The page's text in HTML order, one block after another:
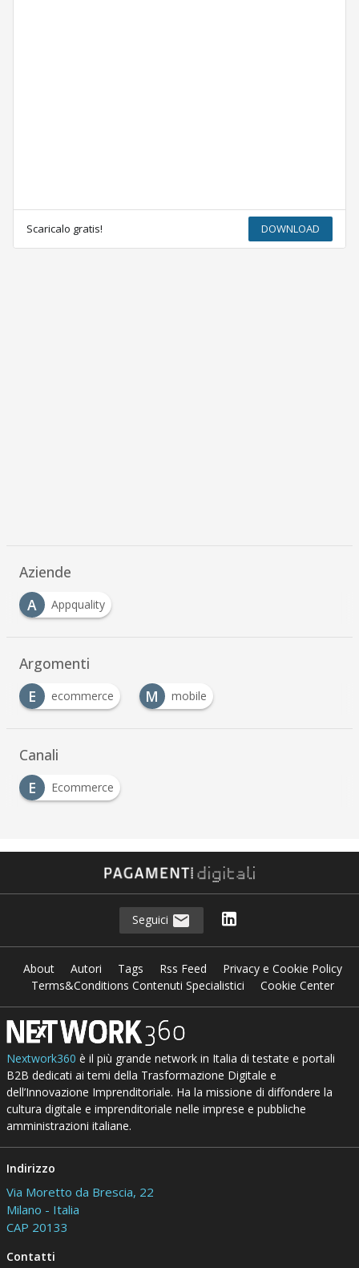
Scaricalo gratis! DOWNLOAD
Aziende
A
Appquality
Argomenti
E
ecommerce M mobile
Canali
E
Ecommerce
Seguici
About Autori Tags Rss Feed
Privacy e Cookie Policy
Terms&Conditions Contenuti Specialistici
Cookie Center
Nextwork360 è il più grande network in Italia di testate e portali
B2B dedicati ai temi della Trasformazione Digitale e
dell’Innovazione Imprenditoriale. Ha la missione di diffondere la
cultura digitale e imprenditoriale nelle imprese e pubbliche
amministrazioni italiane.
Indirizzo
Via Moretto da Brescia, 22
Milano - Italia
CAP 20133
Contatti